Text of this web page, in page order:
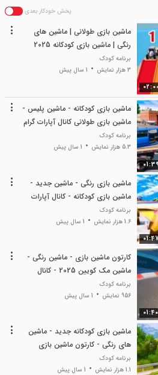
پخش خودکار بعدی
ماشین بازی طولانی | ماشین های
رنگی | ماشین بازی کودکانه 2025
برنامه کودک
3 هزار نمایش
1 سال پیش
ماشین بازی کودکانه - ماشین پلیس -
ماشین بازی طولانی کانال آپارات گرام
برنامه کودک
5.3 هزار نمایش
1 سال پیش
ماشین بازی رنگی - ماشین جدید -
ماشین بازی کودکانه - کانال آپارات
گرام
برنامه کودک
1.6 هزار نمایش
1 سال پیش
01:40
کارتون ماشین بازی - ماشین رنگی -
ماشین مک کویین 2025 - کانال
آپارات گرام
برنامه کودک
956 نمایش
1 سال پیش
ماشین بازی کودکانه جدید - ماشین
های رنگی - کارتون ماشین بازی
کودکانه 2025
برنامه کودک
1.1 هزار نمایش
1 سال پیش